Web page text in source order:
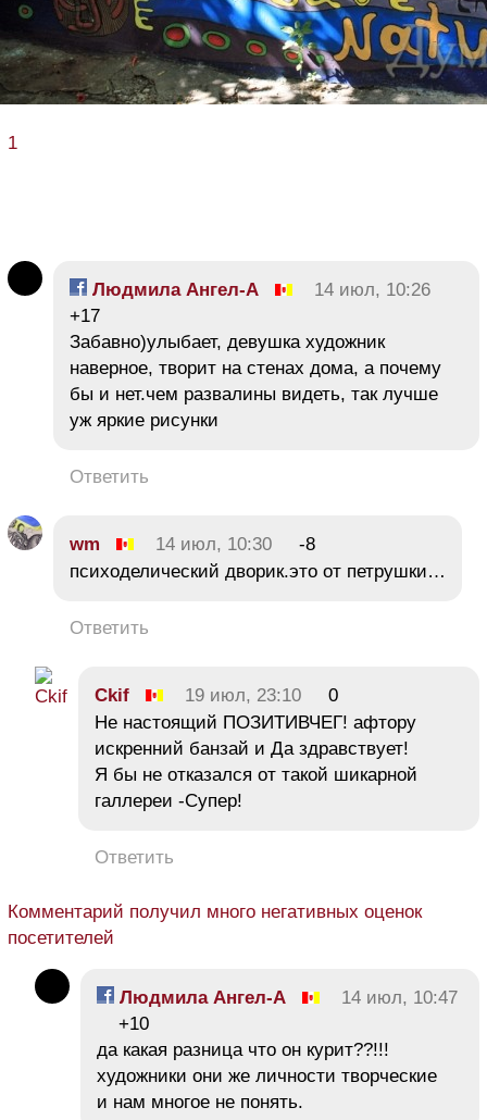
1
Людмила Ангел-А
14 июл, 10:26
+17
Забавно)улыбает, девушка художник
наверное, творит на стенах дома, а почему
бы и нет.чем развалины видеть, так лучше
уж яркие рисунки
Ответить
wm 14 июл, 10:30
-8
психоделический дворик.это от петрушки…
Ответить
Ckif 19 июл, 23:10
0
Не настоящий ПОЗИТИВЧЕГ! афтору
искренний банзай и Да здравствует!
Я бы не отказался от такой шикарной
галлереи -Супер!
Ответить
Комментарий получил много негативных оценок
посетителей
Людмила Ангел-А
14 июл, 10:47
+10
да какая разница что он курит??!!!
художники они же личности творческие
и нам многое не понять.